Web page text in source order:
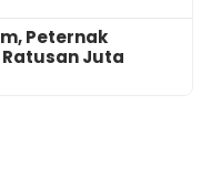
Peternak
Juta